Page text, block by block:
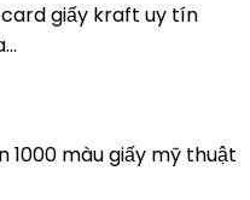
giấy kraft uy tín